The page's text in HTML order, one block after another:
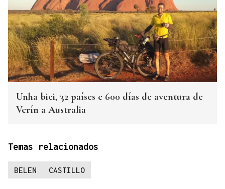
Unha bici, 32 países e 600 días de aventura de
Verín a Australia
Temas relacionados
BELEN CASTILLO